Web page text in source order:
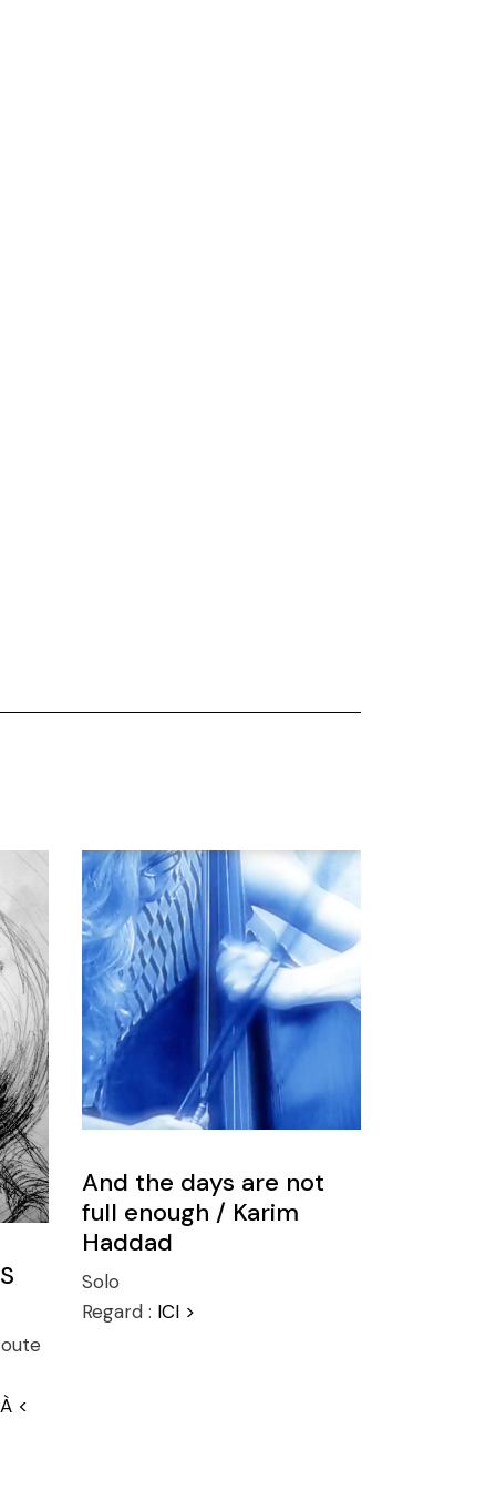
<
And the days are not
full enough / Karim
Haddad
Solo
Regard : ICI >